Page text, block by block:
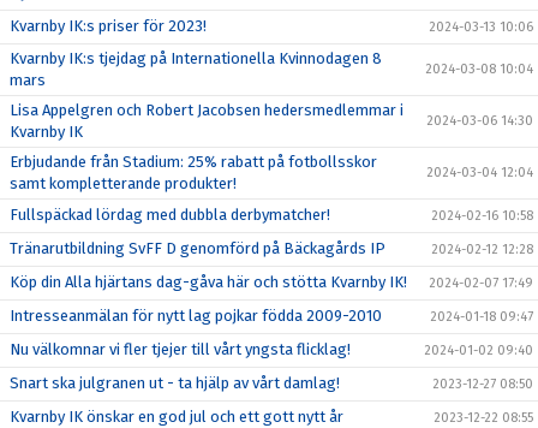
Kvarnby IK:s priser för 2023! 2024-03-13 10:06
Kvarnby IK:s tjejdag på Internationella Kvinnodagen 8
mars
2024-03-08 10:04
Lisa Appelgren och Robert Jacobsen hedersmedlemmar i
Kvarnby IK
2024-03-06 14:30
Erbjudande från Stadium: 25% rabatt på fotbollsskor
samt kompletterande produkter!
2024-03-04 12:04
Fullspäckad lördag med dubbla derbymatcher! 2024-02-16 10:58
Tränarutbildning SvFF D genomförd på Bäckagårds IP 2024-02-12 12:28
Köp din Alla hjärtans dag-gåva här och stötta Kvarnby IK! 2024-02-07 17:49
Intresseanmälan för nytt lag pojkar födda 2009-2010 2024-01-18 09:47
Nu välkomnar vi fler tjejer till vårt yngsta flicklag! 2024-01-02 09:40
Snart ska julgranen ut - ta hjälp av vårt damlag! 2023-12-27 08:50
Kvarnby IK önskar en god jul och ett gott nytt år 2023-12-22 08:55